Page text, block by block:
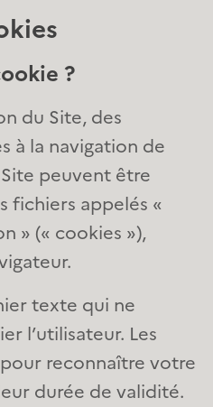
?
du Site, des
à la navigation de
peuvent être
fichiers appelés «
» (« cookies »),
texte qui ne
l’utilisateur. Les
reconnaître votre
durée de validité.